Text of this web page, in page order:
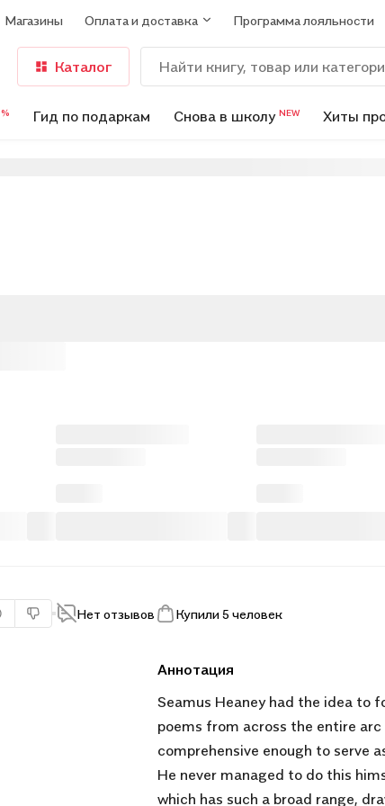
Магазины Оплата и доставка Программа лояльности
Каталог
% Гид по подаркам Снова в школу NEW Хиты
Нет отзывов Купили 5 человек
Аннотация
Seamus Heaney had the idea to
poems from across the entire
comprehensive enough to serve
He never managed to do this
which has such a broad range,